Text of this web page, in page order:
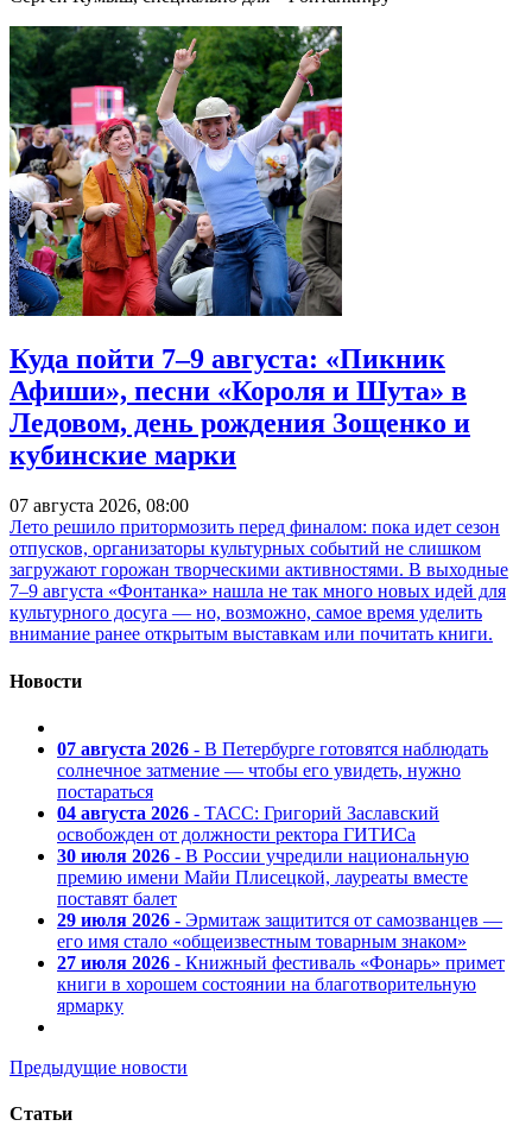
Куда пойти 7–9 августа: «Пикник
Афиши», песни «Короля и Шута» в
Ледовом, день рождения Зощенко и
кубинские марки
07 августа 2026, 08:00
Лето решило притормозить перед финалом: пока идет сезон
отпусков, организаторы культурных событий не слишком
загружают горожан творческими активностями. В выходные
7–9 августа «Фонтанка» нашла не так много новых идей для
культурного досуга — но, возможно, самое время уделить
внимание ранее открытым выставкам или почитать книги.
Новости
07 августа 2026 - В Петербурге готовятся наблюдать
солнечное затмение — чтобы его увидеть, нужно
постараться
04 августа 2026 - ТАСС: Григорий Заславский
освобожден от должности ректора ГИТИСа
30 июля 2026 - В России учредили национальную
премию имени Майи Плисецкой, лауреаты вместе
поставят балет
29 июля 2026 - Эрмитаж защитится от самозванцев —
его имя стало «общеизвестным товарным знаком»
27 июля 2026 - Книжный фестиваль «Фонарь» примет
книги в хорошем состоянии на благотворительную
ярмарку
Предыдущие новости
Статьи